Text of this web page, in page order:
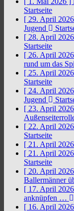
Startseite
[ 29. April
Jugend
[ 28. April
Startseite
[ 26. April
rund um das
[ 25. April
Startseite
[ 24. April
Jugend
[ 23. April
[ 22. April
Startseite
[ 21. April
[ 21. April
Startseite
[ 20. April
Ballermänner
[ 17. April
anknüpfen …
[ 16. April